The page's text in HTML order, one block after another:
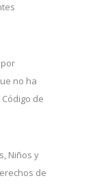
no ha
de
Niños y
de